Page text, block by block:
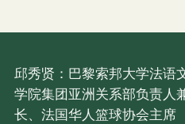
邱秀贤：巴黎索邦大学法语
学院集团亚洲关系部负责人
长、法国华人篮球协会主席